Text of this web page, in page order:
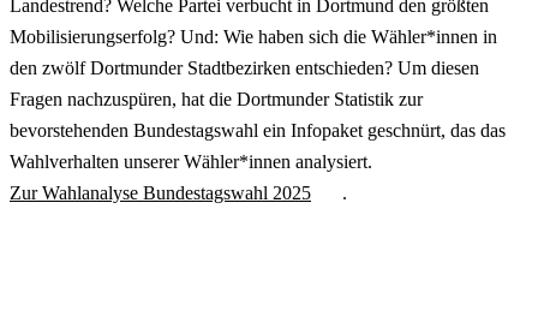
Landestrend? Welche Partei verbucht in Dortmund den größten
Mobilisierungserfolg? Und: Wie haben sich die Wähler*innen in
den zwölf Dortmunder Stadtbezirken entschieden? Um diesen
Fragen nachzuspüren, hat die Dortmunder Statistik zur
bevorstehenden Bundestagswahl ein Infopaket geschnürt, das das
Wahlverhalten unserer Wähler*innen analysiert.
Zur Wahlanalyse Bundestagswahl 2025
.